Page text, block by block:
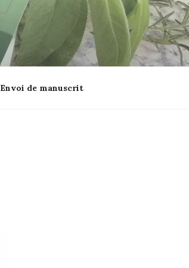
Envoi de manuscrit